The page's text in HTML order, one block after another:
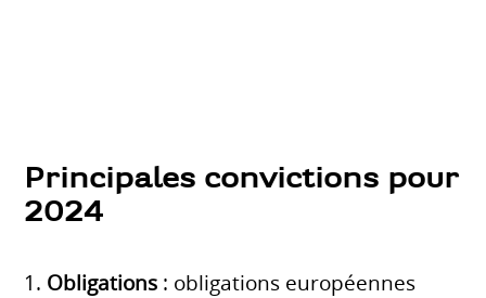
Principales convictions pour
2024
1. Obligations : obligations européennes